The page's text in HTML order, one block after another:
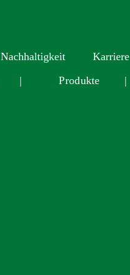
Nachhaltigkeit Karriere
| Produkte |